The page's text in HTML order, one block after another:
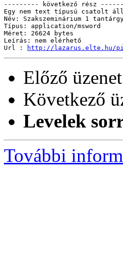
--------- következő rész
Egy nem text típusú csatolt
Név: Szakszeminárium 1
Típus: application/msword
Méret: 26624 bytes
Leírás: nem elérhető
Url :
http://lazarus.elte.hu/
Előző
Következő
Levelek
További